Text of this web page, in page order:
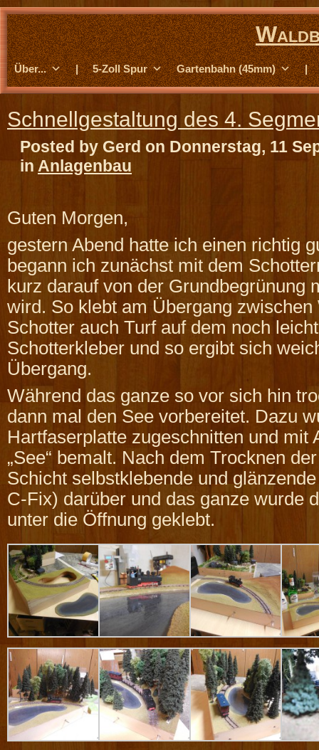
Über... | 5-Zoll Spur Gartenbahn (45mm) |
Schnellgestaltung des 4.
Posted by Gerd on Donnerstag, 11
in Anlagenbau
Guten Morgen,
gestern Abend hatte ich einen richtig
begann ich zunächst mit dem
kurz darauf von der Grundbegrünung
wird. So klebt am Übergang zwischen
Schotter auch Turf auf dem noch
Schotterkleber und so ergibt sich
Übergang.
Während das ganze so vor sich hin
dann mal den See vorbereitet. Dazu
Hartfaserplatte zugeschnitten und mit
„See“ bemalt. Nach dem Trocknen
Schicht selbstklebende und
C-Fix) darüber und das ganze wurde
unter die Öffnung geklebt.